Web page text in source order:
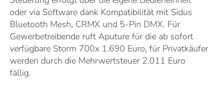
oder via Software dank Kompatibilität mit Sidus
Bluetooth Mesh, CRMX und 5-Pin DMX. Für
Gewerbetreibende ruft Aputure für die ab sofort
verfügbare Storm 700x 1.690 Euro, für Privatkäufer
werden durch die Mehrwertsteuer 2.011 Euro
fällig.